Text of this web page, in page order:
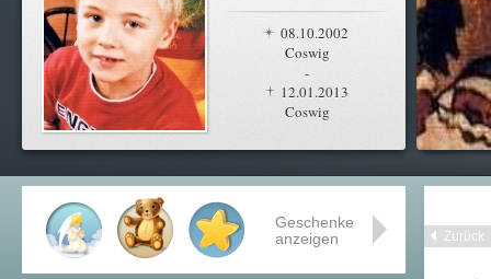
08.10.2002
Coswig
-
12.01.2013
Coswig
Zurück
Geschenke
anzeigen